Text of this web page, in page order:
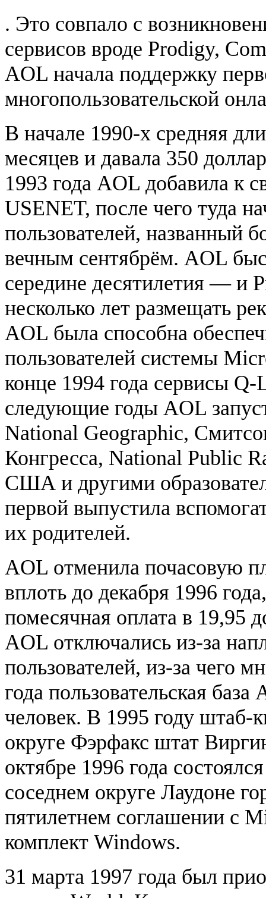
. Это совпало с
сервисов вроде Prodigy,
AOL начала поддержку
многопользовательской
В начале 1990-х средняя
месяцев и давала 350
1993 года AOL добавила к
USENET, после чего туда
пользователей, названный
вечным сентябрём. AOL
середине десятилетия — и
несколько лет размещать
AOL была способна
пользователей системы
конце 1994 года сервисы
следующие годы AOL
National Geographic,
Конгресса, National Public
США и другими
первой выпустила
их родителей.
AOL отменила почасовую
вплоть до декабря 1996
помесячная оплата в 19,95
AOL отключались из-за
пользователей, из-за чего
года пользовательская
человек. В 1995 году штаб-
округе Фэрфакс штат
октябре 1996 года
соседнем округе Лаудоне
пятилетнем соглашении с
комплект Windows.
31 марта 1997 года был